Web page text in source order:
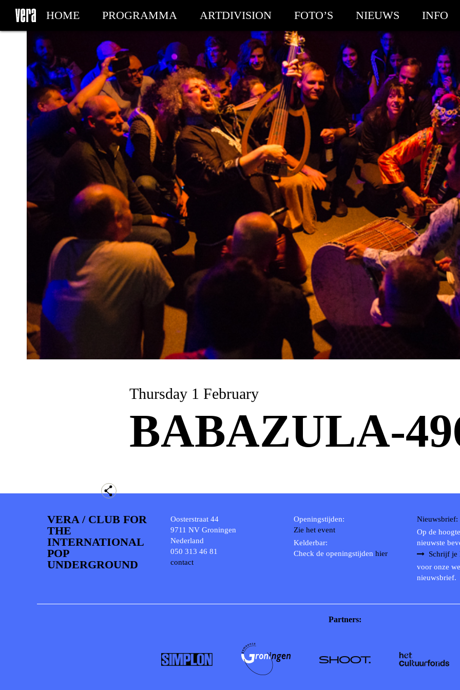
HOME PROGRAMMA ARTDIVISION FOTO’S NIEUWS INFO
MIJN TICKETS
Thursday 1 February
BABAZULA-
VERA / CLUB FOR
THE
INTERNATIONAL
POP
UNDERGROUND
Oosterstraat 44
9711 NV Groningen
Nederland
050 313 46 81
contact
Openingstijden:
Zie het event
Kelderbar:
Check de openingstijden hier
Nieuwsbrief:
Op de
nieuwste
Schrijf je
voor onze
nieuwsbrief.
Partners: